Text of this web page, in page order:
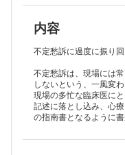
内容
不定愁訴に過度に振り
不定愁訴は、現場には
しないという、一風変
現場の多忙な臨床医に
記述に落とし込み、心
の指南書となるように書